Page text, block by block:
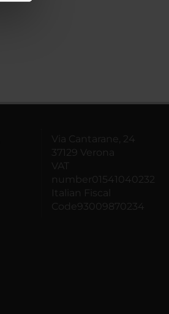
Via Cantarane, 24
37129 Verona
VAT
number01541040232
Italian Fiscal
Code93009870234